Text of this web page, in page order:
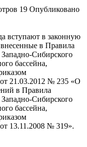
19 Опубликовано
вступают в законную
в Правила
Сибирского
бассейна,
21.03.2012 № 235 «О
в Правила
Сибирского
бассейна,
13.11.2008 № 319».